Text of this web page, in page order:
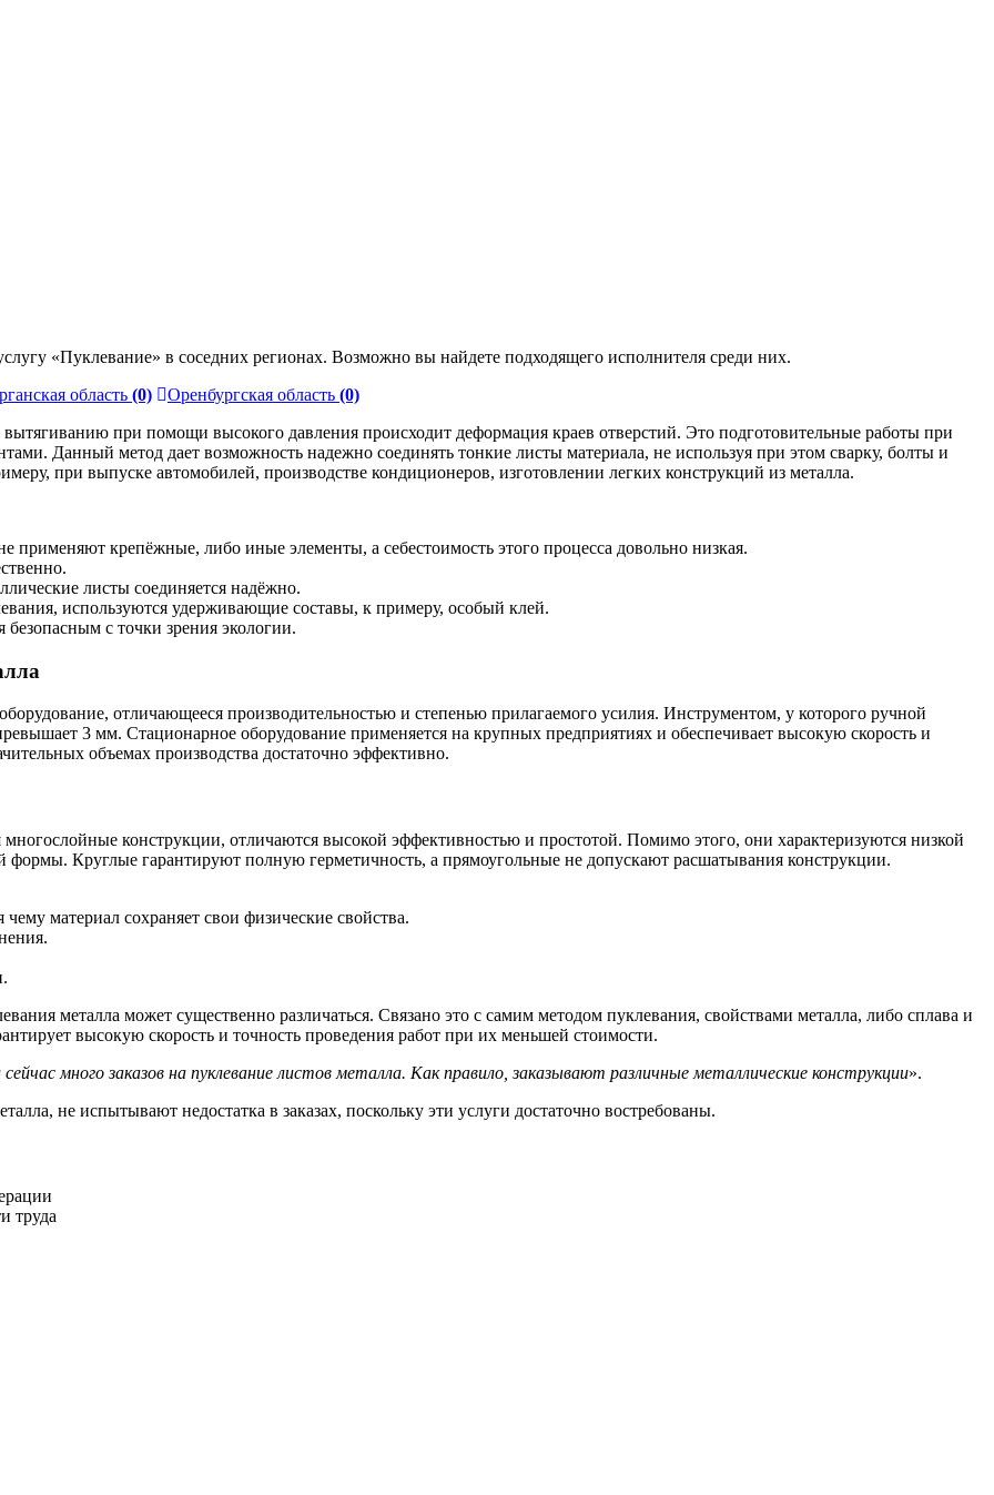
«Пуклевание» в соседних регионах. Возможно вы найдете подходящего исполнителя среди них.
область (0) Оренбургская область (0)
вытягиванию при помощи высокого давления происходит деформация краев отверстий. Это подготовительные работы при
Данный метод дает возможность надежно соединять тонкие листы материала, не используя при этом сварку, болты и
при выпуске автомобилей, производстве кондиционеров, изготовлении легких конструкций из металла.
применяют крепёжные, либо иные элементы, а себестоимость этого процесса довольно низкая.
листы соединяется надёжно.
используются удерживающие составы, к примеру, особый клей.
безопасным с точки зрения экологии.
отличающееся производительностью и степенью прилагаемого усилия. Инструментом, у которого ручной
3 мм. Стационарное оборудование применяется на крупных предприятиях и обеспечивает высокую скорость и
объемах производства достаточно эффективно.
конструкции, отличаются высокой эффективностью и простотой. Помимо этого, они характеризуются низкой
Круглые гарантируют полную герметичность, а прямоугольные не допускают расшатывания конструкции.
материал сохраняет свои физические свойства.
металла может существенно различаться. Связано это с самим методом пуклевания, свойствами металла, либо сплава и
высокую скорость и точность проведения работ при их меньшей стоимости.
много заказов на пуклевание листов металла. Как правило, заказывают различные металлические конструкции».
не испытывают недостатка в заказах, поскольку эти услуги достаточно востребованы.